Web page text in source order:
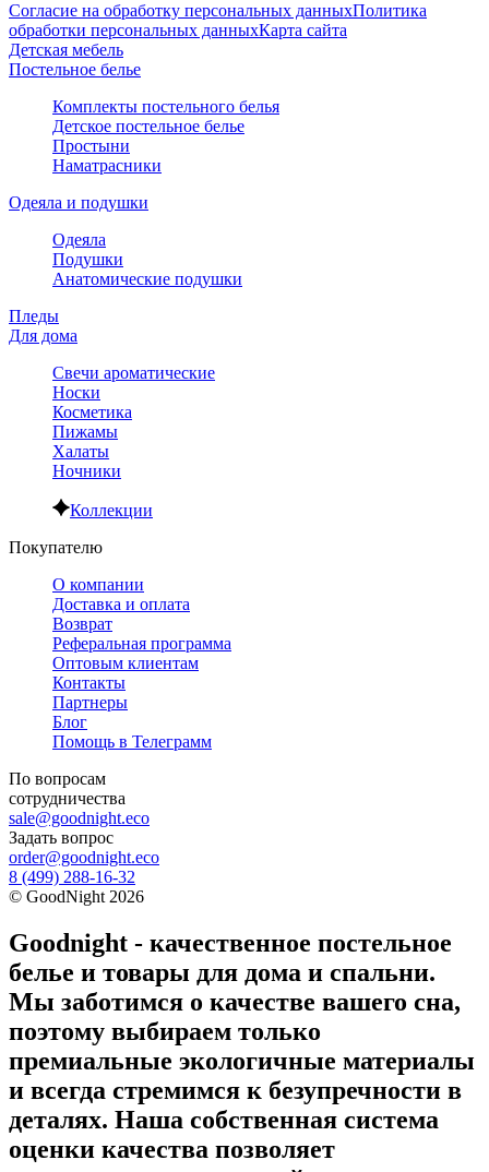
Согласие на обработку персональных данныхПолитика
обработки персональных данныхКарта сайта
Детская мебель
Постельное белье
Комплекты постельного белья
Детское постельное белье
Простыни
Наматрасники
Одеяла и подушки
Одеяла
Подушки
Анатомические подушки
Пледы
Для дома
Свечи ароматические
Носки
Косметика
Пижамы
Халаты
Ночники
Коллекции
Покупателю
О компании
Доставка и оплата
Возврат
Реферальная программа
Оптовым клиентам
Контакты
Партнеры
Блог
Помощь в Телеграмм
По вопросам
сотрудничества
sale@goodnight.eco
Задать вопрос
order@goodnight.eco
8 (499) 288-16-32
© GoodNight 2026
Goodnight - качественное постельное
белье и товары для дома и спальни.
Мы заботимся о качестве вашего сна,
поэтому выбираем только
премиальные экологичные материалы
и всегда стремимся к безупречности в
деталях. Наша собственная система
оценки качества позволяет